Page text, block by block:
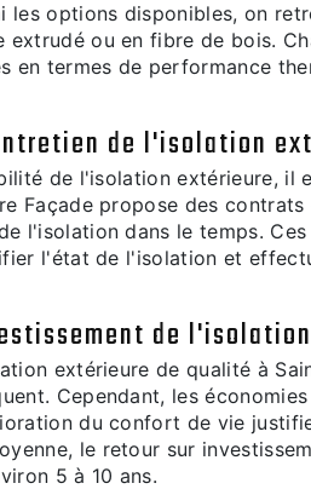
les options disponibles, on
extrudé ou en fibre de bois.
en termes de performance
de l'isolation
de l'isolation extérieure, il
Façade propose des
l'isolation dans le temps.
l'état de l'isolation et
de
extérieure de qualité à
Cependant, les
du confort de vie
le retour sur
5 à 10 ans.